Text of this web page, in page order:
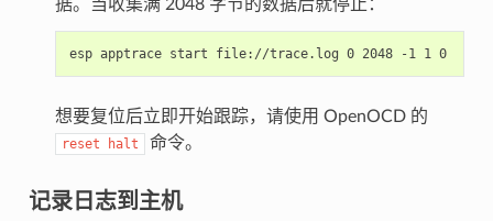
据。当收集满 2048 字节的数据后就停止：
esp apptrace start file://trace.log 0 2048 -1 1 0
想要复位后立即开始跟踪，请使用 OpenOCD 的
reset halt 命令。
记录日志到主机